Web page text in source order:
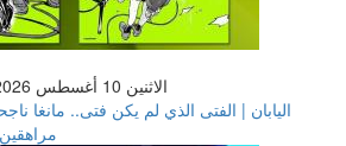
الاثنين 10 أغسطس 2026 02:04 صباحاً
اليابان | الفتى الذي لم يكن فتى.. مانغا